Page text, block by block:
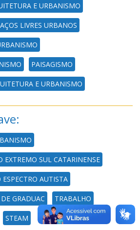
E URBANISMO
LIVRES URBANOS
PAISAGISMO
E URBANISMO
EXTREMO SUL CATARINENSE
AUTISTA
GRADUAC TRABALHO
STEAM